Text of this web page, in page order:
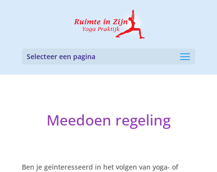
Selecteer een pagina
Meedoen regeling
Ben je geïnteresseerd in het volgen van yoga- of